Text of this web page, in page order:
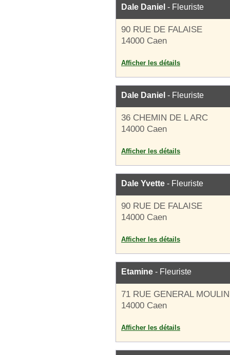
Dale Daniel - Fleuriste
90 RUE DE FALAISE
14000 Caen
Afficher les détails
Dale Daniel - Fleuriste
36 CHEMIN DE L ARC
14000 Caen
Afficher les détails
Dale Yvette - Fleuriste
90 RUE DE FALAISE
14000 Caen
Afficher les détails
Etamine - Fleuriste
71 RUE GENERAL MOULIN
14000 Caen
Afficher les détails